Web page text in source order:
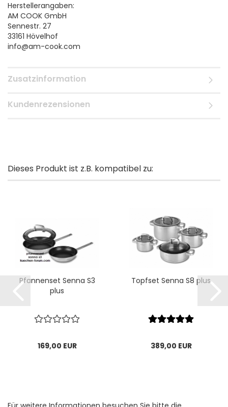
Herstellerangaben:
AM COOK GmbH
Sennestr. 27
33161 Hövelhof
info@am-cook.com
Zusatzinformation
Kundenrezensionen
Dieses Produkt ist z.B. kompatibel zu:
Pfannenset Senna S3
plus
169,00 EUR
Topfset Senna S8 plus
389,00 EUR